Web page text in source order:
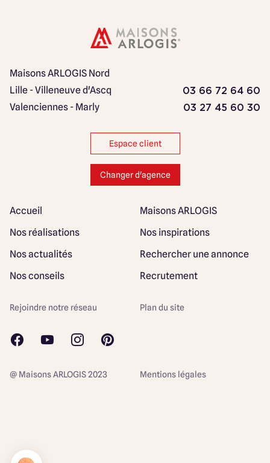
Maisons ARLOGIS Nord
Lille - Villeneuve d'Ascq
03 66 72 64 60
Valenciennes - Marly 03 27 45 60 30
Espace client
Changer d'agence
Accueil
Maisons ARLOGIS
Nos réalisations
Nos inspirations
Nos actualités
Rechercher une annonce
Nos conseils
Recrutement
Mentions légales
Rejoindre notre réseau Plan du site
@ Maisons ARLOGIS 2023